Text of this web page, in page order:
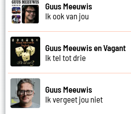
Guus Meeuwis
Ik ook van jou
Guus Meeuwis en Vagant
Ik tel tot drie
Guus Meeuwis
Ik vergeet jou niet